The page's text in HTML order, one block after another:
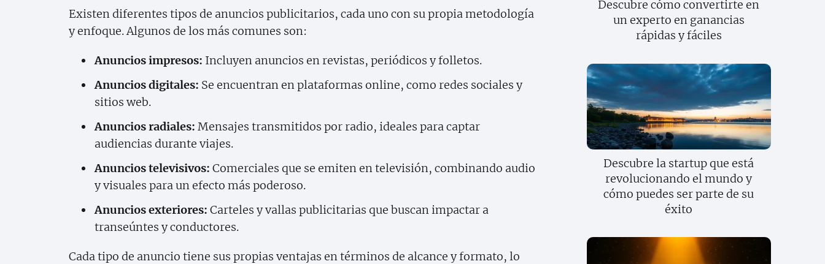
Existen diferentes tipos de anuncios publicitarios, cada uno con su propia metodología
y enfoque. Algunos de los más comunes son:
Anuncios impresos: Incluyen anuncios en revistas, periódicos y folletos.
Anuncios digitales: Se encuentran en plataformas online, como redes sociales y
sitios web.
Anuncios radiales: Mensajes transmitidos por radio, ideales para captar
audiencias durante viajes.
Anuncios televisivos: Comerciales que se emiten en televisión, combinando audio
y visuales para un efecto más poderoso.
Anuncios exteriores: Carteles y vallas publicitarias que buscan impactar a
transeúntes y conductores.
Cada tipo de anuncio tiene sus propias ventajas en términos de alcance y formato, lo
Descubre cómo convertirte en
un experto en ganancias
rápidas y fáciles
Descubre la startup que está
revolucionando el mundo y
cómo puedes ser parte de su
éxito